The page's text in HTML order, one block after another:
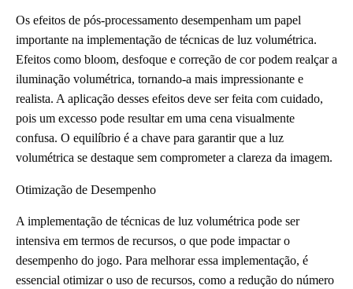
Os efeitos de pós-processamento desempenham um papel
importante na implementação de técnicas de luz volumétrica.
Efeitos como bloom, desfoque e correção de cor podem realçar a
iluminação volumétrica, tornando-a mais impressionante e
realista. A aplicação desses efeitos deve ser feita com cuidado,
pois um excesso pode resultar em uma cena visualmente
confusa. O equilíbrio é a chave para garantir que a luz
volumétrica se destaque sem comprometer a clareza da imagem.
Otimização de Desempenho
A implementação de técnicas de luz volumétrica pode ser
intensiva em termos de recursos, o que pode impactar o
desempenho do jogo. Para melhorar essa implementação, é
essencial otimizar o uso de recursos, como a redução do número